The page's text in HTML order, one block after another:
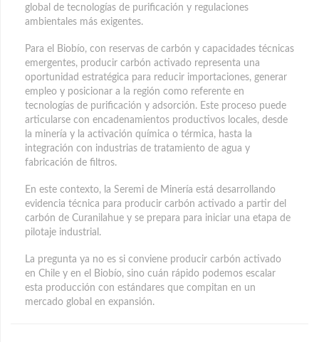
global de tecnologías de purificación y regulaciones
ambientales más exigentes.
Para el Biobío, con reservas de carbón y capacidades técnicas
emergentes, producir carbón activado representa una
oportunidad estratégica para reducir importaciones, generar
empleo y posicionar a la región como referente en
tecnologías de purificación y adsorción. Este proceso puede
articularse con encadenamientos productivos locales, desde
la minería y la activación química o térmica, hasta la
integración con industrias de tratamiento de agua y
fabricación de filtros.
En este contexto, la Seremi de Minería está desarrollando
evidencia técnica para producir carbón activado a partir del
carbón de Curanilahue y se prepara para iniciar una etapa de
pilotaje industrial.
La pregunta ya no es si conviene producir carbón activado
en Chile y en el Biobío, sino cuán rápido podemos escalar
esta producción con estándares que compitan en un
mercado global en expansión.